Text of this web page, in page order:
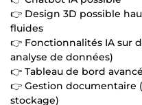
👉 Design 3D possible
fluides
👉 Fonctionnalités IA sur
analyse de données)
👉 Tableau de bord
👉 Gestion documentaire
stockage)